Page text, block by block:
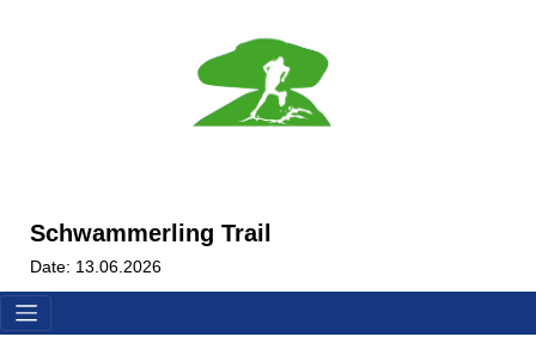
Schwammerling Trail
Date: 13.06.2026